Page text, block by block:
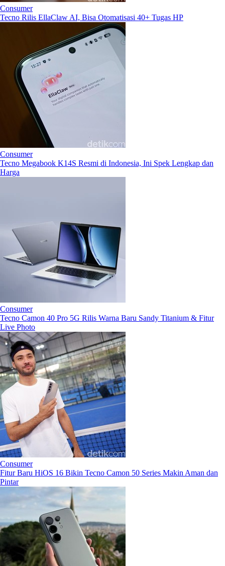
Consumer
Tecno Rilis EllaClaw AI, Bisa Otomatisasi 40+ Tugas HP
Consumer
Tecno Megabook K14S Resmi di Indonesia, Ini Spek Lengkap dan
Harga
Consumer
Tecno Camon 40 Pro 5G Rilis Warna Baru Sandy Titanium & Fitur
Live Photo
Consumer
Fitur Baru HiOS 16 Bikin Tecno Camon 50 Series Makin Aman dan
Pintar